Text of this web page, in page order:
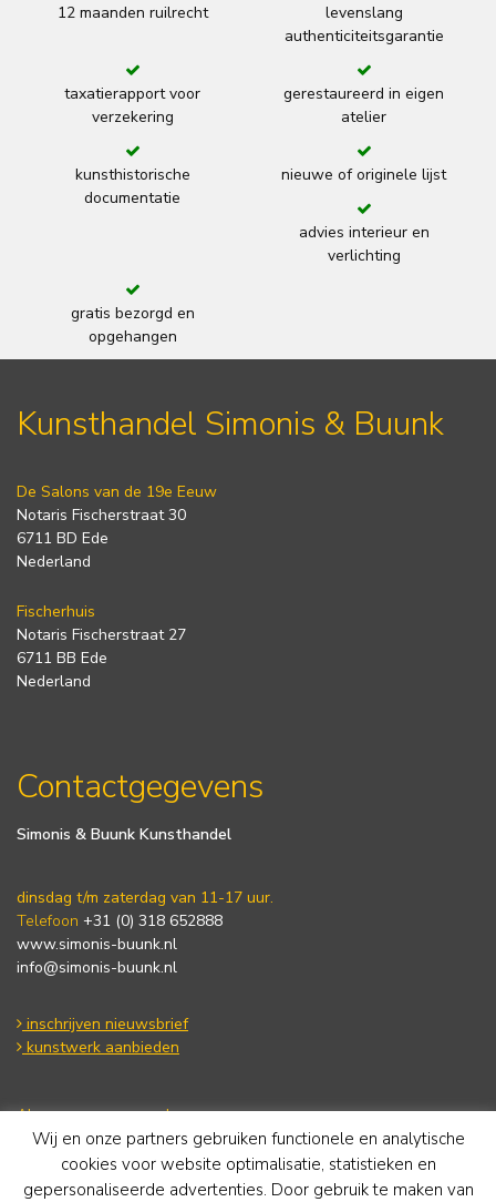
12 maanden ruilrecht
levenslang
authenticiteitsgarantie
taxatierapport voor
verzekering
gerestaureerd in eigen
atelier
kunsthistorische
documentatie
nieuwe of originele lijst
advies interieur en
verlichting
gratis bezorgd en
opgehangen
Kunsthandel Simonis & Buunk
De Salons van de 19e Eeuw
Notaris Fischerstraat 30
6711 BD Ede
Nederland
Fischerhuis
Notaris Fischerstraat 27
6711 BB Ede
Nederland
Contactgegevens
Simonis & Buunk Kunsthandel
dinsdag t/m zaterdag van 11-17 uur.
Telefoon +31 (0) 318 652888
www.simonis-buunk.nl
info@simonis-buunk.nl
inschrijven nieuwsbrief
kunstwerk aanbieden
Algemene voorwaarden
Privacy statement
Cookie Policy
Disclaimer
Wij en onze partners gebruiken functionele en analytische
cookies voor website optimalisatie, statistieken en
gepersonaliseerde advertenties. Door gebruik te maken van